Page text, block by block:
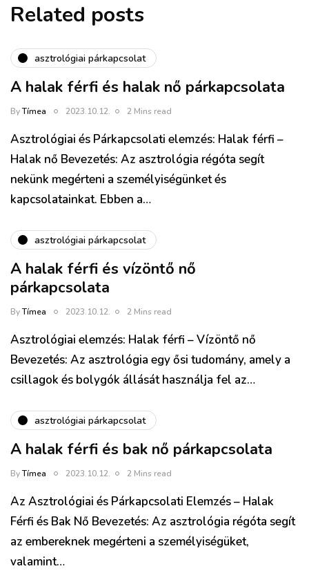
Related posts
asztrológiai párkapcsolat
A halak férfi és halak nő párkapcsolata
ByTímea 2023.10.12. 2 Mins read
Asztrológiai és Párkapcsolati elemzés: Halak férfi –
Halak nő Bevezetés: Az asztrológia régóta segít
nekünk megérteni a személyiségünket és
kapcsolatainkat. Ebben a…
asztrológiai párkapcsolat
A halak férfi és vízöntő nő
párkapcsolata
ByTímea 2023.10.12. 2 Mins read
Asztrológiai elemzés: Halak férfi – Vízöntő nő
Bevezetés: Az asztrológia egy ősi tudomány, amely a
csillagok és bolygók állását használja fel az…
asztrológiai párkapcsolat
A halak férfi és bak nő párkapcsolata
ByTímea 2023.10.12. 2 Mins read
Az Asztrológiai és Párkapcsolati Elemzés – Halak
Férfi és Bak Nő Bevezetés: Az asztrológia régóta segít
az embereknek megérteni a személyiségüket,
valamint…